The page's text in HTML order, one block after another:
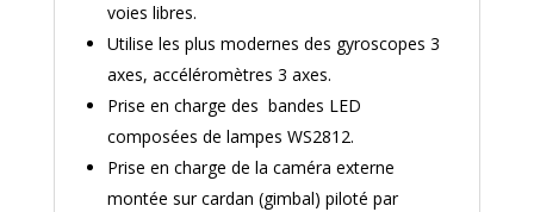
voies libres.
Utilise les plus modernes des gyroscopes 3
axes, accéléromètres 3 axes.
Prise en charge des bandes LED
composées de lampes WS2812.
Prise en charge de la caméra externe
montée sur cardan (gimbal) piloté par